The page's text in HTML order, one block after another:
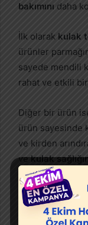
bakımını daha
İlk olarak kulak
ürünler
sayede mendili
rahat ve etkili
Diğer bir ürün
ürün sayesinde
ve kirden
vekulak
Köpeklerin
buraya